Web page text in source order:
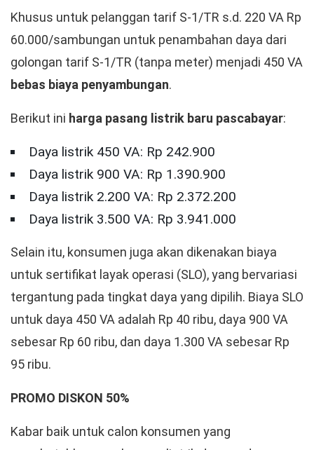
Khusus untuk pelanggan tarif S-1/TR s.d. 220 VA Rp
60.000/sambungan untuk penambahan daya dari
golongan tarif S-1/TR (tanpa meter) menjadi 450 VA
bebas biaya penyambungan.
Berikut ini harga pasang listrik baru pascabayar:
Daya listrik 450 VA: Rp 242.900
Daya listrik 900 VA: Rp 1.390.900
Daya listrik 2.200 VA: Rp 2.372.200
Daya listrik 3.500 VA: Rp 3.941.000
Selain itu, konsumen juga akan dikenakan biaya
untuk sertifikat layak operasi (SLO), yang bervariasi
tergantung pada tingkat daya yang dipilih. Biaya SLO
untuk daya 450 VA adalah Rp 40 ribu, daya 900 VA
sebesar Rp 60 ribu, dan daya 1.300 VA sebesar Rp
95 ribu.
PROMO DISKON 50%
Kabar baik untuk calon konsumen yang